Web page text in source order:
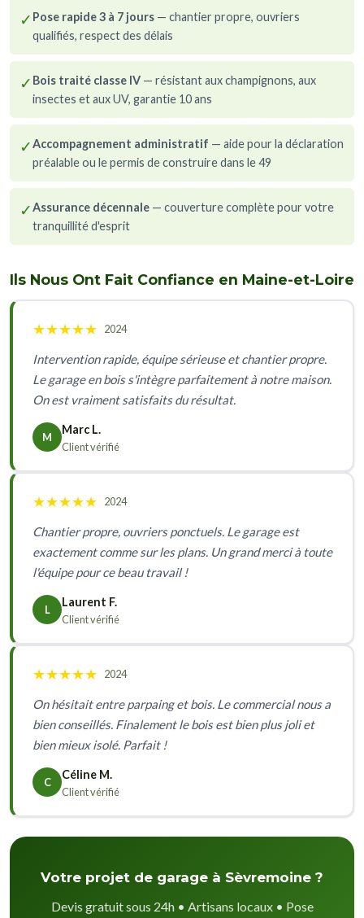
✓ Pose rapide 3 à 7 jours — chantier propre, ouvriers
qualifiés, respect des délais
✓ Bois traité classe IV — résistant aux champignons, aux
insectes et aux UV, garantie 10 ans
✓Accompagnement administratif — aide pour la déclaration
préalable ou le permis de construire dans le 49
✓Assurance décennale — couverture complète pour votre
tranquillité d'esprit
Ils Nous Ont Fait Confiance en Maine-et-Loire
★★★★★ 2024
Intervention rapide, équipe sérieuse et chantier propre.
Le garage en bois s'intègre parfaitement à notre maison.
On est vraiment satisfaits du résultat.
M
Marc L.
Client vérifié
★★★★★ 2024
Chantier propre, ouvriers ponctuels. Le garage est
exactement comme sur les plans. Un grand merci à toute
l'équipe pour ce beau travail !
L
Laurent F.
Client vérifié
★★★★★ 2024
On hésitait entre parpaing et bois. Le commercial nous a
bien conseillés. Finalement le bois est bien plus joli et
bien mieux isolé. Parfait !
C
Céline M.
Client vérifié
Votre projet de garage à Sèvremoine ?
Devis gratuit sous 24h • Artisans locaux • Pose